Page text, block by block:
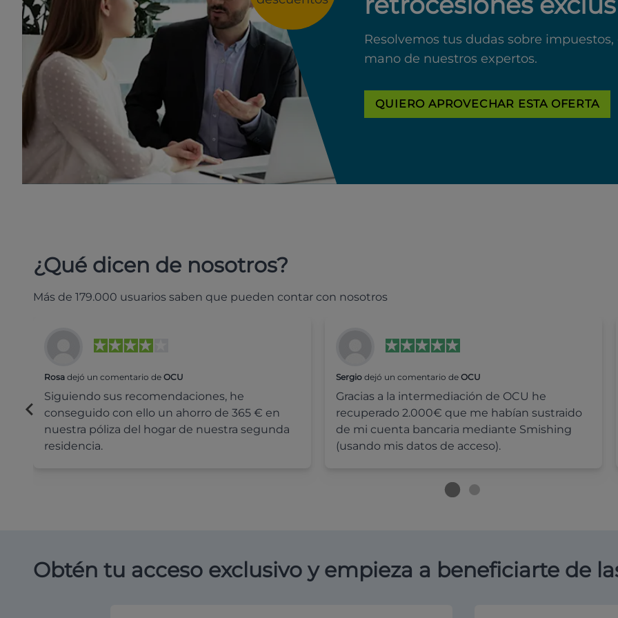
Resolvemos tus dudas sobre
mano de nuestros expertos.
QUIERO APROVECHAR ESTA OFERTA
¿Qué dicen de nosotros?
Más de 179.000 usuarios saben que pueden contar con nosotros
Rosa dejó un comentario de OCU
Siguiendo sus recomendaciones, he
conseguido con ello un ahorro de 365 € en
nuestra póliza del hogar de nuestra segunda
residencia.
Sergiodejó un comentario de OCU
Gracias a la intermediación de OCU he
recuperado 2.000€ que me habían sustraido
de mi cuenta bancaria mediante Smishing
(usando mis datos de acceso).
Obtén tu acceso exclusivo y empieza a beneficiarte de